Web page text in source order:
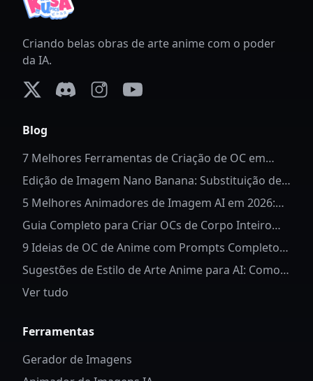
Criando belas obras de arte anime com o poder
da IA.
Blog
7 Melhores Ferramentas de Criação de OC em
Corpo Inteiro em 2026
Edição de Imagem Nano Banana: Substituição de
Fundo de Anime
5 Melhores Animadores de Imagem AI em 2026:
Dê Vida às Fotos
Guia Completo para Criar OCs de Corpo Inteiro
para Anime
9 Ideias de OC de Anime com Prompts Completos
de AI
Sugestões de Estilo de Arte Anime para AI: Como
Controlar Detalhes e Estilo dos Personagens
Ver tudo
Ferramentas
Gerador de Imagens